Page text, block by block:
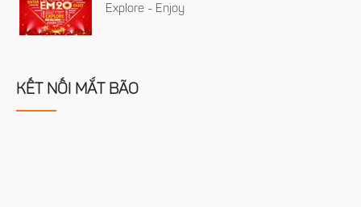
Explore - Enjoy
KẾT NỐI MẮT BÃO